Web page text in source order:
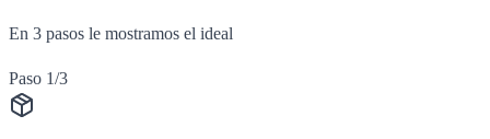
En 3 pasos le mostramos el ideal
Paso 1/3